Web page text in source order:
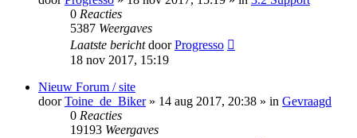
0 Reacties
5387 Weergaves
Laatste berichtdoorProgresso
18 nov 2017, 15:19
Nieuw Forum / site
doorToine_de_Biker» 14 aug 2017, 20:38 » in Gevraagd
0 Reacties
19193 Weergaves